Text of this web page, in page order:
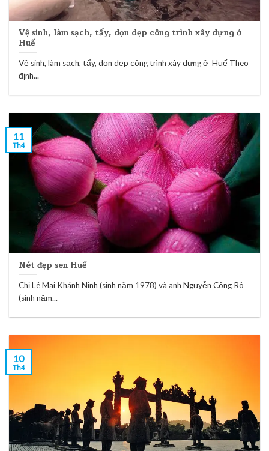
Vệ sinh, làm sạch, tẩy, dọn dẹp công trình xây dựng ở
Huế
Vệ sinh, làm sạch, tẩy, dọn dẹp công trình xây dựng ở Huế Theo
định...
Nét đẹp sen Huế
Chị Lê Mai Khánh Ninh (sinh năm 1978) và anh Nguyễn Công Rô
(sinh năm...
11
Th4
10
Th4